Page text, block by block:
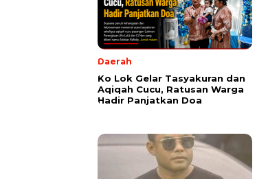
Daerah
Ko Lok Gelar Tasyakuran dan
Aqiqah Cucu, Ratusan Warga
Hadir Panjatkan Doa